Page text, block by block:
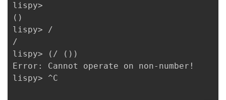
lispy>
()
lispy> /
/
lispy> (/ ())
Error: Cannot operate on non-number!
lispy> ^C